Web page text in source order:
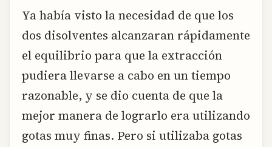
Ya había visto la necesidad de que los
dos disolventes alcanzaran rápidamente
el equilibrio para que la extracción
pudiera llevarse a cabo en un tiempo
razonable, y se dio cuenta de que la
mejor manera de lograrlo era utilizando
gotas muy finas. Pero si utilizaba gotas